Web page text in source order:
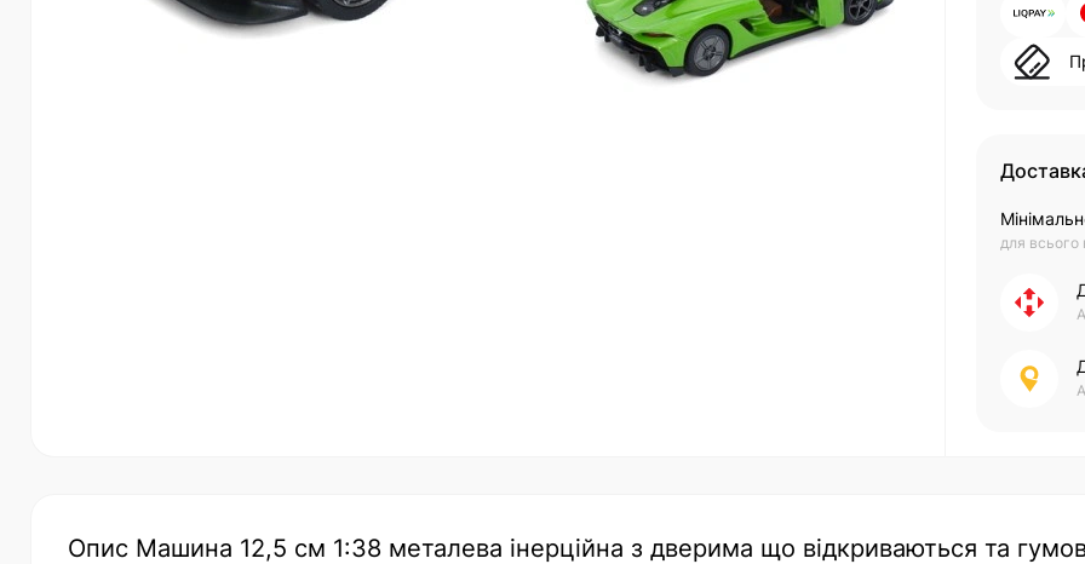
для всього
Опис Машина 12,5 см 1:38 металева інерційна з дверима що відкриваються та